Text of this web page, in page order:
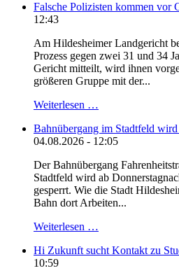
Falsche Polizisten kommen vor
12:43
Am Hildesheimer Landgericht
Prozess gegen zwei 31 und 34
Gericht mitteilt, wird ihnen
größeren Gruppe mit der...
Weiterlesen …
Bahnübergang im Stadtfeld
04.08.2026 - 12:05
Der Bahnübergang
Stadtfeld wird ab
gesperrt. Wie die Stadt
Bahn dort Arbeiten...
Weiterlesen …
Hi Zukunft sucht Kontakt zu
10:59